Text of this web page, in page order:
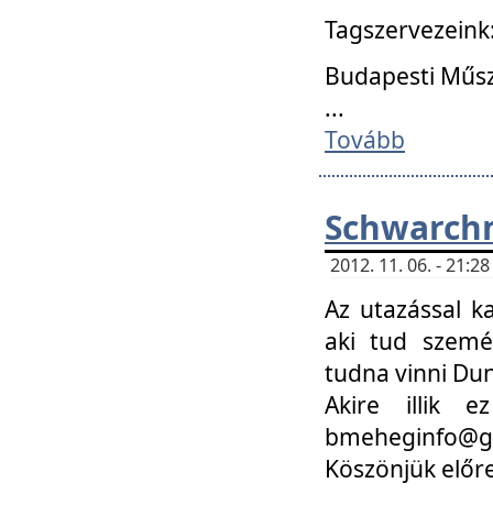
Budapesti
...
Tovább
2012. 11. 06. -
Az utazással
aki tud
tudna vinni
Akire illik
Köszönjük